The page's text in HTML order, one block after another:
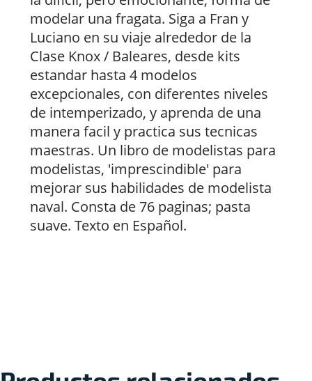
modelar una fragata. Siga a Fran y
Luciano en su viaje alrededor de la
Clase Knox / Baleares, desde kits
estandar hasta 4 modelos
excepcionales, con diferentes niveles
de intemperizado, y aprenda de una
manera facil y practica sus tecnicas
maestras. Un libro de modelistas para
modelistas, 'imprescindible' para
mejorar sus habilidades de modelista
naval. Consta de 76 paginas; pasta
suave. Texto en Español.